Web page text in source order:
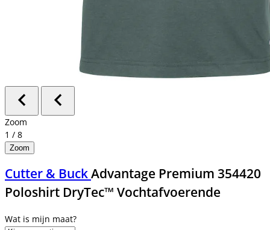
Zoom
1 / 8
Zoom
Cutter & BuckAdvantage Premium 354420
Poloshirt DryTec™ Vochtafvoerende